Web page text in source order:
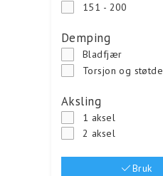
151 - 200
Demping
Bladfjær
Torsjon og
Aksling
1 aksel
2 aksel
Bruk